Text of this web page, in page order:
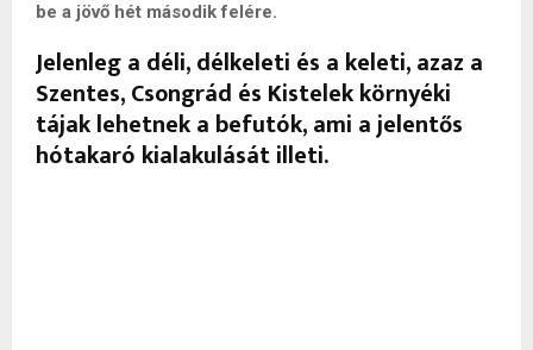
be a jövő hét második felére.
Jelenleg a déli, délkeleti és a keleti, azaz a
Szentes, Csongrád és Kistelek környéki
tájak lehetnek a befutók, ami a jelentős
hótakaró kialakulását illeti.